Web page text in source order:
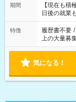
たくない」 な
の方へ 今ご
の勤務時間
期間
【現在も
日後の就業
特徴 履歴書不要 /
上の大量募
気になる！